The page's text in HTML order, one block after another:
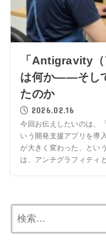
「Antigravity
は何か――そし
たのか
2026.02.16
今回お伝えしたいのは、
いう開発支援アプリを導
が大きく変わった、とい
は、アンチグラフィティと